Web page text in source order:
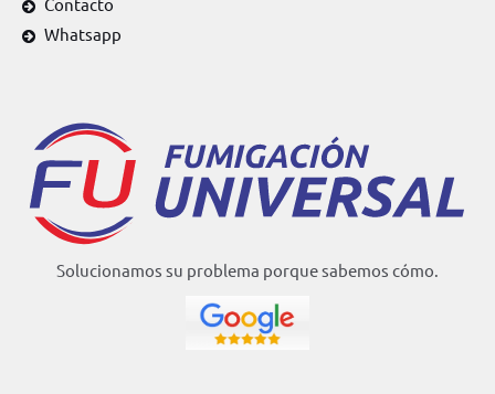
Whatsapp
Solucionamos su problema porque sabemos cómo.